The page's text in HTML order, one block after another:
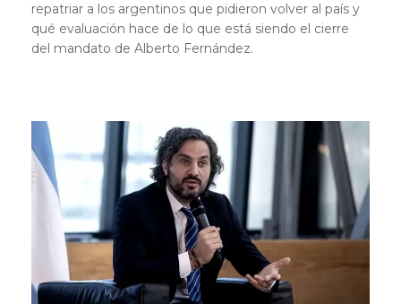
repatriar a los argentinos que pidieron volver al país y
qué evaluación hace de lo que está siendo el cierre
del mandato de Alberto Fernández.